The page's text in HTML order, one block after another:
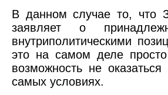
В данном случае то, что
заявляет о
внутриполитическими
это на самом деле
возможность не
самых условиях.